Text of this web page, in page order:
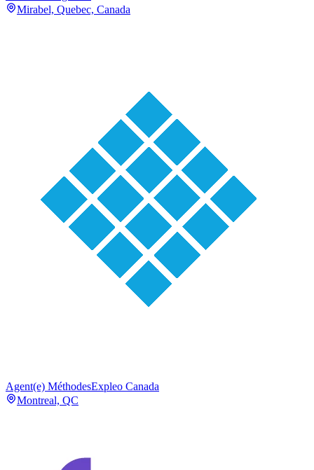
Mirabel, Quebec, Canada
Agent(e) MéthodesExpleo Canada
Montreal, QC